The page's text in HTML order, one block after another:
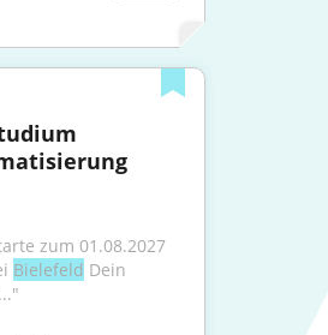
zum 01.08.2027
Bielefeld Dein